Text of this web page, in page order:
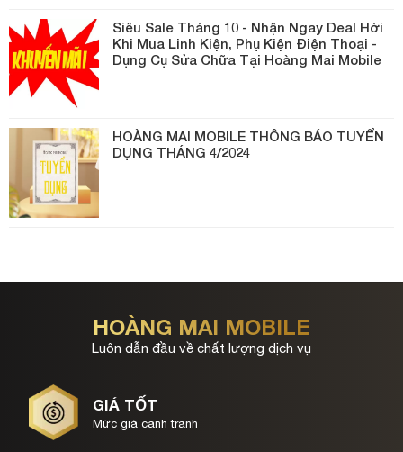
Siêu Sale Tháng 10 - Nhận Ngay Deal Hời
Khi Mua Linh Kiện, Phụ Kiện Điện Thoại -
Dụng Cụ Sửa Chữa Tại Hoàng Mai Mobile
HOÀNG MAI MOBILE THÔNG BÁO TUYỂN
DỤNG THÁNG 4/2024
HOÀNG MAI MOBILE
Luôn dẫn đầu về chất lượng dịch vụ
GIÁ TỐT
Mức giá cạnh tranh